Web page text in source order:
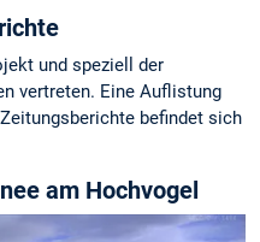
und speziell der
vertreten. Eine Auflistung
befindet sich
am Hochvogel